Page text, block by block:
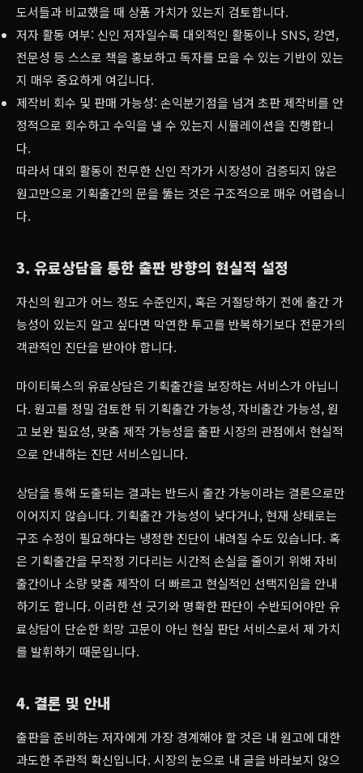
도서들과 비교했을 때 상품 가치가 있는지 검토합니다.
저자 활동 여부: 신인 저자일수록 대외적인 활동이나 SNS, 강연,
전문성 등 스스로 책을 홍보하고 독자를 모을 수 있는 기반이 있는
지 매우 중요하게 여깁니다.
제작비 회수 및 판매 가능성: 손익분기점을 넘겨 초판 제작비를 안
정적으로 회수하고 수익을 낼 수 있는지 시뮬레이션을 진행합니
다.
따라서 대외 활동이 전무한 신인 작가가 시장성이 검증되지 않은
원고만으로 기획출간의 문을 뚫는 것은 구조적으로 매우 어렵습니
다.
3. 유료상담을 통한 출판 방향의 현실적 설정
자신의 원고가 어느 정도 수준인지, 혹은 거절당하기 전에 출간 가
능성이 있는지 알고 싶다면 막연한 투고를 반복하기보다 전문가의
객관적인 진단을 받아야 합니다.
마이티북스의 유료상담은 기획출간을 보장하는 서비스가 아닙니
다. 원고를 정밀 검토한 뒤 기획출간 가능성, 자비출간 가능성, 원
고 보완 필요성, 맞춤 제작 가능성을 출판 시장의 관점에서 현실적
으로 안내하는 진단 서비스입니다.
상담을 통해 도출되는 결과는 반드시 출간 가능이라는 결론으로만
이어지지 않습니다. 기획출간 가능성이 낮다거나, 현재 상태로는
구조 수정이 필요하다는 냉정한 진단이 내려질 수도 있습니다. 혹
은 기획출간을 무작정 기다리는 시간적 손실을 줄이기 위해 자비
출간이나 소량 맞춤 제작이 더 빠르고 현실적인 선택지임을 안내
하기도 합니다. 이러한 선 긋기와 명확한 판단이 수반되어야만 유
료상담이 단순한 희망 고문이 아닌 현실 판단 서비스로서 제 가치
를 발휘하기 때문입니다.
4. 결론 및 안내
출판을 준비하는 저자에게 가장 경계해야 할 것은 내 원고에 대한
과도한 주관적 확신입니다. 시장의 눈으로 내 글을 바라보지 않으